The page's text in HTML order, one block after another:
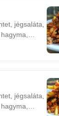
jégsaláta,
jégsaláta,